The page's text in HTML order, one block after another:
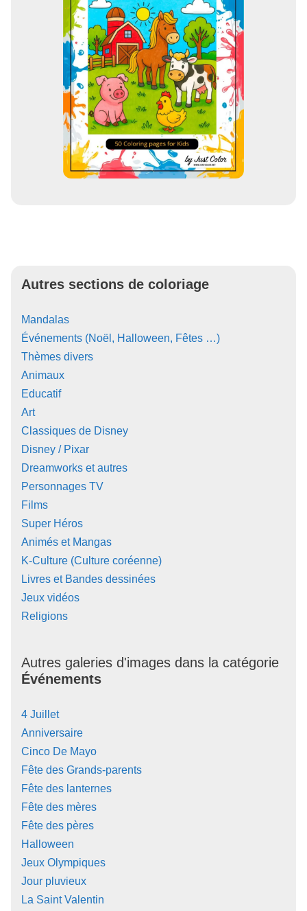
Autres sections de coloriage
Mandalas
Événements (Noël, Halloween, Fêtes …)
Thèmes divers
Animaux
Educatif
Art
Classiques de Disney
Disney / Pixar
Dreamworks et autres
Personnages TV
Films
Super Héros
Animés et Mangas
K-Culture (Culture coréenne)
Livres et Bandes dessinées
Jeux vidéos
Religions
Autres galeries d'images dans la catégorie
Événements
4 Juillet
Anniversaire
Cinco De Mayo
Fête des Grands-parents
Fête des lanternes
Fête des mères
Fête des pères
Halloween
Jeux Olympiques
Jour pluvieux
La Saint Valentin